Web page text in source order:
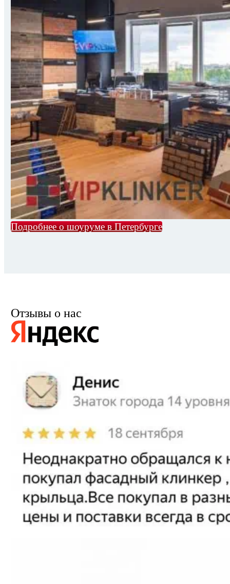
Подробнее о шоуруме в Петербурге
Отзывы о нас